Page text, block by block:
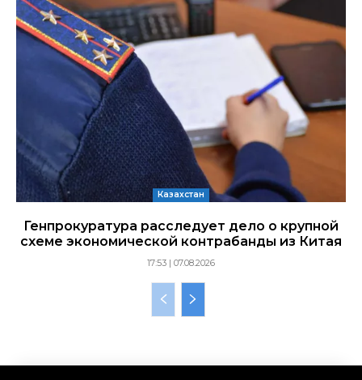
Казахстан
Генпрокуратура расследует дело о крупной
схеме экономической контрабанды из Китая
17:53 | 07.08.2026